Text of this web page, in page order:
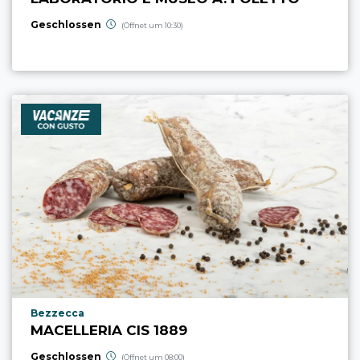
Geschlossen (Öffnet um 10:30)
aria.poi_location_prefix
Bezzecca
MACELLERIA CIS 1889
Geschlossen (Öffnet um 08:00)